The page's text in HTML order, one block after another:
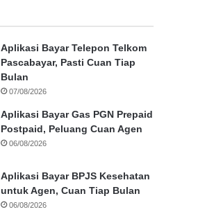
Aplikasi Bayar Telepon Telkom
Pascabayar, Pasti Cuan Tiap
Bulan
07/08/2026
Aplikasi Bayar Gas PGN Prepaid
Postpaid, Peluang Cuan Agen
06/08/2026
Aplikasi Bayar BPJS Kesehatan
untuk Agen, Cuan Tiap Bulan
06/08/2026